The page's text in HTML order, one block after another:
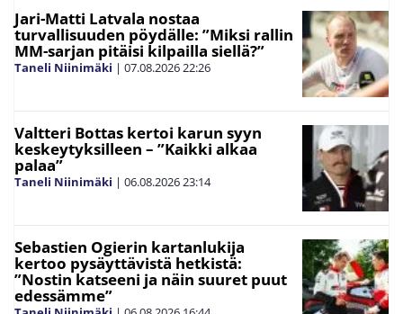
Jari-Matti Latvala nostaa
turvallisuuden pöydälle: ”Miksi rallin
MM-sarjan pitäisi kilpailla siellä?”
Taneli Niinimäki | 07.08.202622:26
Valtteri Bottas kertoi karun syyn
keskeytyksilleen – ”Kaikki alkaa
palaa”
Taneli Niinimäki | 06.08.202623:14
Sebastien Ogierin kartanlukija
kertoo pysäyttävistä hetkistä:
”Nostin katseeni ja näin suuret puut
edessämme”